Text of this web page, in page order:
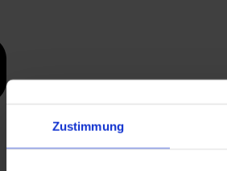
Zustimmung